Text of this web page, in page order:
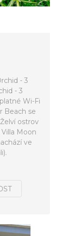
- 3
- 3
Wi-Fi
Beach se
ostrov
Moon
ve